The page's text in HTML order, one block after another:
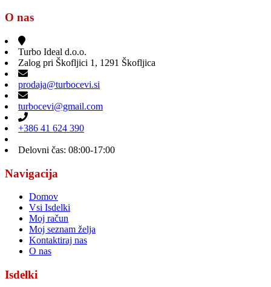
O nas
Turbo Ideal d.o.o.
Zalog pri Škofljici 1, 1291 Škofljica
prodaja@turbocevi.si
turbocevi@gmail.com
+386 41 624 390
Delovni čas: 08:00-17:00
Navigacija
Domov
Vsi Isdelki
Moj račun
Moj seznam želja
Kontaktiraj nas
O nas
Isdelki